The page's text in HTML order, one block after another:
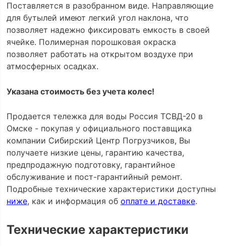
Поставляется в разобранном виде. Направляющие
для бутылей имеют легкий угол наклона, что
позволяет надежно фиксировать емкость в своей
ячейке. Полимерная порошковая окраска
позволяет работать на открытом воздухе при
атмосферных осадках.
Указана стоимость без учета колес!
Продается тележка для воды Россия ТСВД-20 в
Омске - покупая у официального поставщика
компании Сибирский Центр Погрузчиков, Вы
получаете низкие цены, гарантию качества,
предпродажную подготовку, гарантийное
обслуживание и пост-гарантийный ремонт.
Подробные технические характеристики доступны
ниже, как и информация об оплате и доставке.
Технические характеристики